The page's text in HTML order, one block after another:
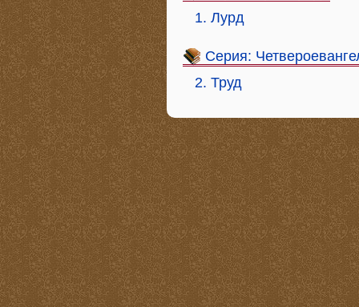
1. Лурд
Серия:
2. Труд